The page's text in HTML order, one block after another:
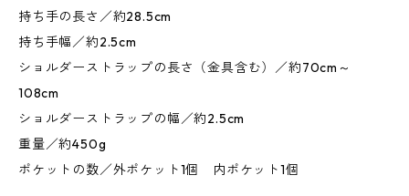
持ち手の長さ／約28.5cm
持ち手幅／約2.5cm
ショルダーストラップの長さ（金具含む）／約70cm～
108cm
ショルダーストラップの幅／約2.5cm
重量／約450g
ポケットの数／外ポケット1個 内ポケット1個